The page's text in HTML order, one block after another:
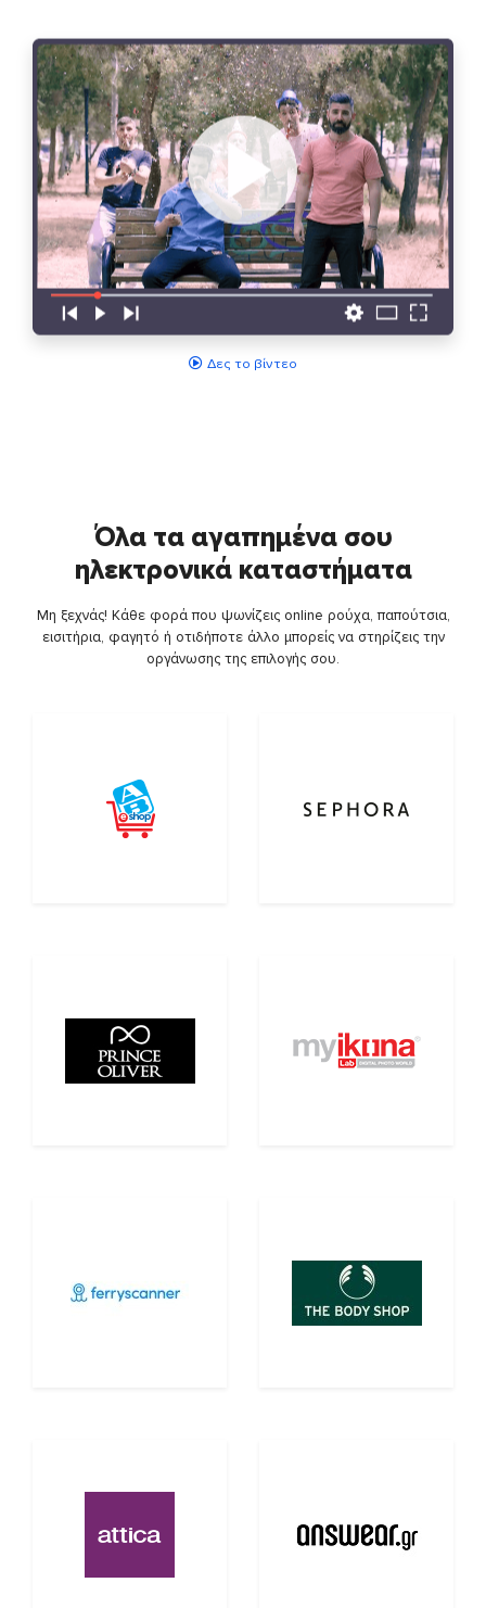
Δες το βίντεο
Όλα τα αγαπημένα σου
ηλεκτρονικά καταστήματα
Μη ξεχνάς! Κάθε φορά που ψωνίζεις online ρούχα, παπούτσια,
εισιτήρια, φαγητό ή οτιδήποτε άλλο μπορείς να στηρίζεις την
οργάνωσης της επιλογής σου.